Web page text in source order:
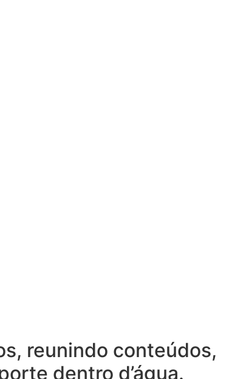
reunindo conteúdos,
dentro d’água.